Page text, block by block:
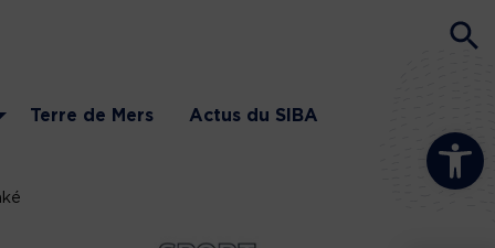
Ouvrir la
Terre de Mers Actus du SIBA